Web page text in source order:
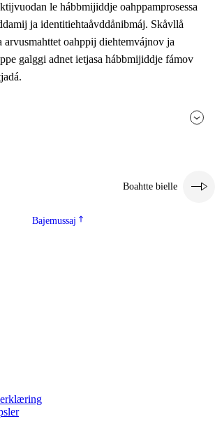
le hábbmijiddje oahppamprosessa
ja identitiehtaåvddånibmáj. Skåvllå
arvusmahttet oahppij diehtemvájnov ja
galggi adnet ietjasa hábbmijiddje fámov
Boahtte bielle
Bajemussaj